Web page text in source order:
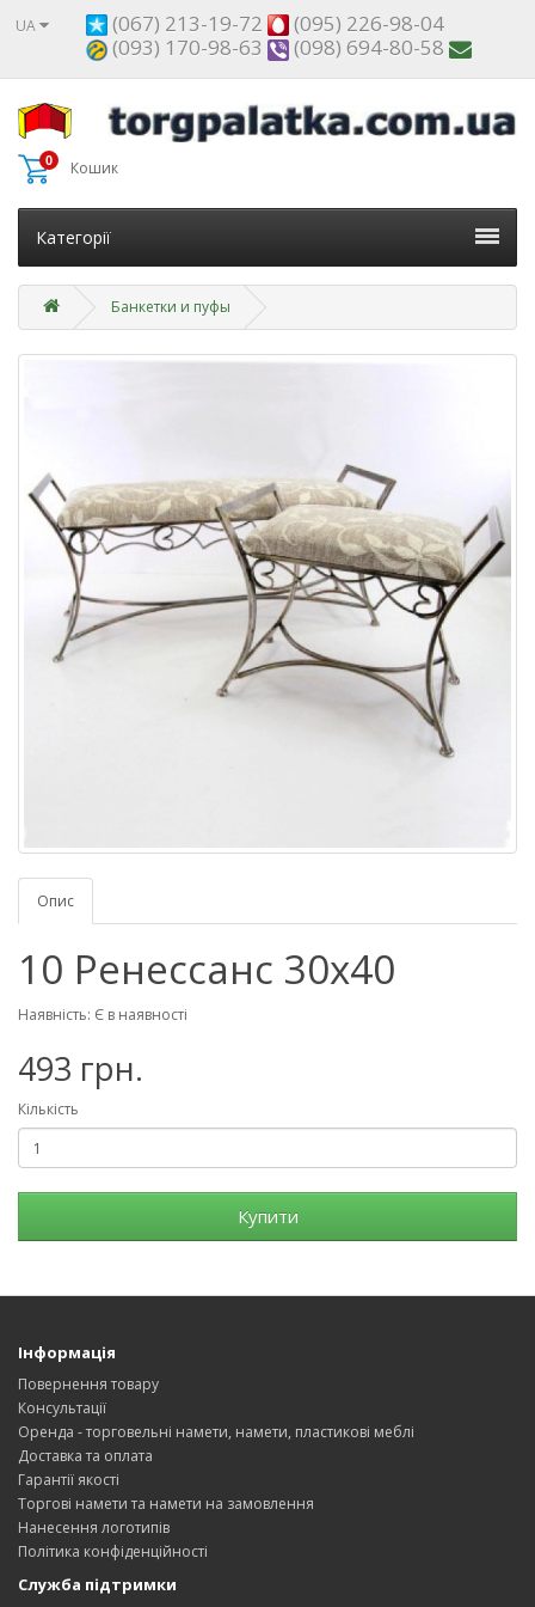
UA (067) 213-19-72
(095) 226-98-04
(093) 170-98-63
(098) 694-80-58
0 Кошик
Категорії
Банкетки и пуфы
Опис
10 Ренессанс 30х40
Наявність: Є в наявності
493 грн.
Кількість
Купити
Інформація
Повернення товару
Консультації
Оренда - торговельні намети, намети, пластикові меблі
Доставка та оплата
Гарантії якості
Торгові намети та намети на замовлення
Нанесення логотипів
Політика конфіденційності
Служба підтримки